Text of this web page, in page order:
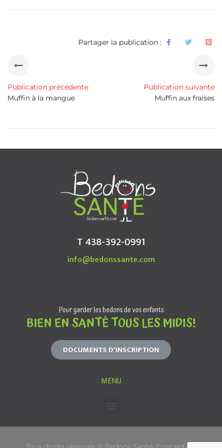
Partager la publication :
Publication précédente
Muffin à la mangue
Publication suivante
Muffin aux fraises
T 438-392-0991
info@bedonssante.com
Pour garder les bedons de vos enfants
BIEN EN SANTÉ TOUS LES MIDIS!
DOCUMENTS D'INSCRIPTION
MENU